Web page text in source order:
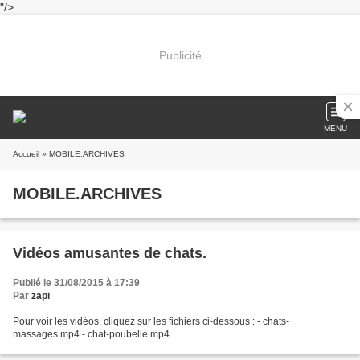
"/>
Publicité
MENU
Accueil » MOBILE.ARCHIVES
MOBILE.ARCHIVES
Vidéos amusantes de chats.
Publié le 31/08/2015 à 17:39
Par zapi
Pour voir les vidéos, cliquez sur les fichiers ci-dessous : - chats-
massages.mp4 - chat-poubelle.mp4